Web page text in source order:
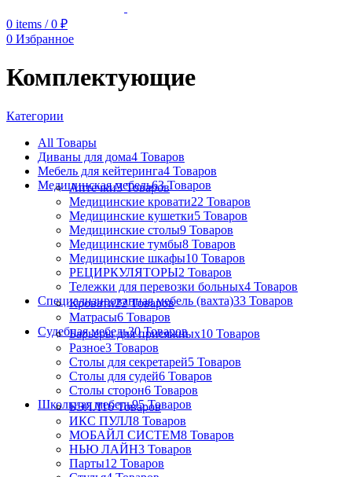
0 items / 0 ₽
0 Избранное
Комплектующие
Категории
All Товары
Диваны для дома4 Товаров
Мебель для кейтеринга4 Товаров
Медицинская мебель63 Товаров
Аптечки3 Товаров
Медицинские кровати22 Товаров
Медицинские кушетки5 Товаров
Медицинские столы9 Товаров
Медицинские тумбы8 Товаров
Медицинские шкафы10 Товаров
РЕЦИРКУЛЯТОРЫ2 Товаров
Тележки для перевозки больных4 Товаров
Специализированная мебель (вахта)33 Товаров
Кровати22 Товаров
Матрасы6 Товаров
Судебная мебель30 Товаров
Барьеры для присяжных10 Товаров
Разное3 Товаров
Столы для секретарей5 Товаров
Столы для судей6 Товаров
Столы сторон6 Товаров
Школьная мебель95 Товаров
БЭЛЛ16 Товаров
ИКС ПУЛЛ8 Товаров
МОБАЙЛ СИСТЕМ8 Товаров
НЬЮ ЛАЙН3 Товаров
Парты12 Товаров